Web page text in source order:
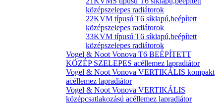
középszelepes radiátorok
22KVM típusú T6 síklapú,beépített
középszelepes radiátorok
33KVM típusú T6 síklapú,beépített
középszelepes radiátorok
Vogel & Noot Vonova T6 BEÉPÍTETT
KÖZÉP SZELEPES acéllemez lapradiátor
Vogel & Noot Vonova VERTIKÁLIS kompakt
acéllemez lapradiátor
Vogel & Noot Vonova VERTIKÁLIS
középcsatlakozású acéllemez lapradiátor